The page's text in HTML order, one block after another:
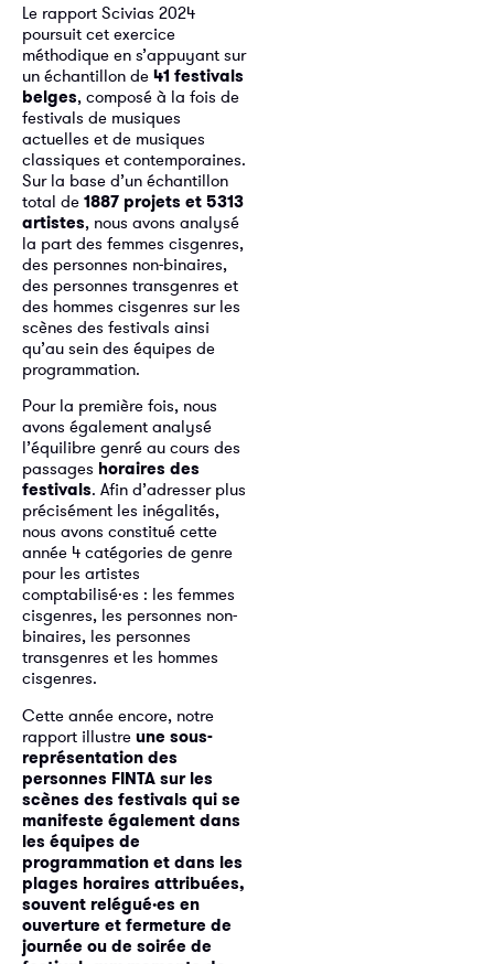
Le rapport Scivias 2024
poursuit cet exercice
méthodique en s’appuyant sur
un échantillon de 41 festivals
belges, composé à la fois de
festivals de musiques
actuelles et de musiques
classiques et contemporaines.
Sur la base d’un échantillon
total de 1887 projets et 5313
artistes, nous avons analysé
la part des femmes cisgenres,
des personnes non-binaires,
des personnes transgenres et
des hommes cisgenres sur les
scènes des festivals ainsi
qu’au sein des équipes de
programmation.
Pour la première fois, nous
avons également analysé
l’équilibre genré au cours des
passages horaires des
festivals. Afin d’adresser plus
précisément les inégalités,
nous avons constitué cette
année 4 catégories de genre
pour les artistes
comptabilisé·es : les femmes
cisgenres, les personnes non-
binaires, les personnes
transgenres et les hommes
cisgenres.
Cette année encore, notre
rapport illustre une sous-
représentation des
personnes FINTA sur les
scènes des festivals qui se
manifeste également dans
les équipes de
programmation et dans les
plages horaires attribuées,
souvent relégué·es en
ouverture et fermeture de
journée ou de soirée de